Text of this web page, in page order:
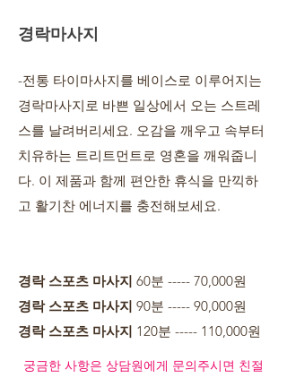
경락마사지
-전통 타이마사지를 베이스로 이루어지는
경락마사지로 바쁜 일상에서 오는 스트레
스를 날려버리세요. 오감을 깨우고 속부터
치유하는 트리트먼트로 영혼을 깨워줍니
다. 이 제품과 함께 편안한 휴식을 만끽하
고 활기찬 에너지를 충전해보세요.
경락 스포츠 마사지 60분 ----- 70,000원
경락 스포츠 마사지 90분 ----- 90,000원
경락 스포츠 마사지 120분 ----- 110,000원​
​궁금한 사항은 상담원에게 문의주시면 친절